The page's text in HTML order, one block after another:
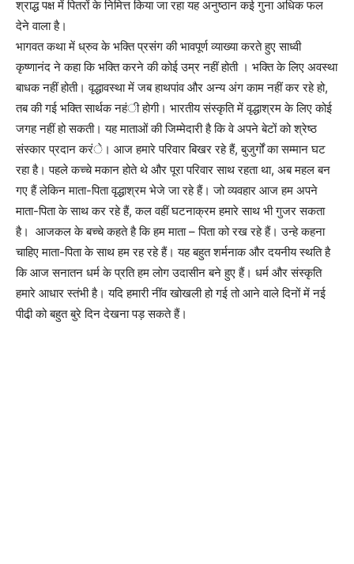
श्राद्ध पक्ष में पितरों के निमित्त किया जा रहा यह अनुष्ठान कई गुना अधिक फल
देने वाला है।
भागवत कथा में ध्रुव के भक्ति प्रसंग की भावपूर्ण व्याख्या करते हुए साध्वी
कृष्णानंद ने कहा कि भक्ति करने की कोई उम्र नहीं होती । भक्ति के लिए अवस्था
बाधक नहीं होती। वृद्धावस्था में जब हाथपांव और अन्य अंग काम नहीं कर रहे हो,
तब की गई भक्ति सार्थक नहंी होगी। भारतीय संस्कृति में वृद्धाश्रम के लिए कोई
जगह नहीं हो सकती। यह माताओं की जिम्मेदारी है कि वे अपने बेटों को श्रेष्ठ
संस्कार प्रदान करंे। आज हमारे परिवार बिखर रहे हैं, बुजुर्गों का सम्मान घट
रहा है। पहले कच्चे मकान होते थे और पूरा परिवार साथ रहता था, अब महल बन
गए हैं लेकिन माता-पिता वृद्धाश्रम भेजे जा रहे हैं। जो व्यवहार आज हम अपने
माता-पिता के साथ कर रहे हैं, कल वहीं घटनाक्रम हमारे साथ भी गुजर सकता
है। आजकल के बच्चे कहते है कि हम माता – पिता को रख रहे हैं। उन्हे कहना
चाहिए माता-पिता के साथ हम रह रहे हैं। यह बहुत शर्मनाक और दयनीय स्थति है
कि आज सनातन धर्म के प्रति हम लोग उदासीन बने हुए हैं। धर्म और संस्कृति
हमारे आधार स्तंभी है। यदि हमारी नींव खोखली हो गई तो आने वाले दिनों में नई
पीढी़ को बहुत बुरे दिन देखना पड़ सकते हैं।